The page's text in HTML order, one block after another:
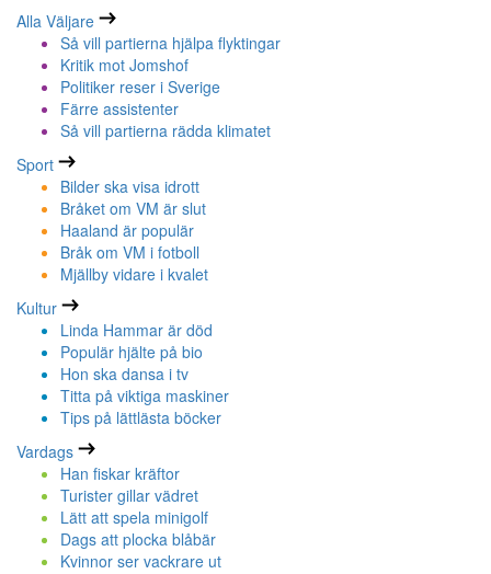
Alla Väljare
Så vill partierna hjälpa flyktingar
Kritik mot Jomshof
Politiker reser i Sverige
Färre assistenter
Så vill partierna rädda klimatet
Sport
Bilder ska visa idrott
Bråket om VM är slut
Haaland är populär
Bråk om VM i fotboll
Mjällby vidare i kvalet
Kultur
Linda Hammar är död
Populär hjälte på bio
Hon ska dansa i tv
Titta på viktiga maskiner
Tips på lättlästa böcker
Vardags
Han fiskar kräftor
Turister gillar vädret
Lätt att spela minigolf
Dags att plocka blåbär
Kvinnor ser vackrare ut